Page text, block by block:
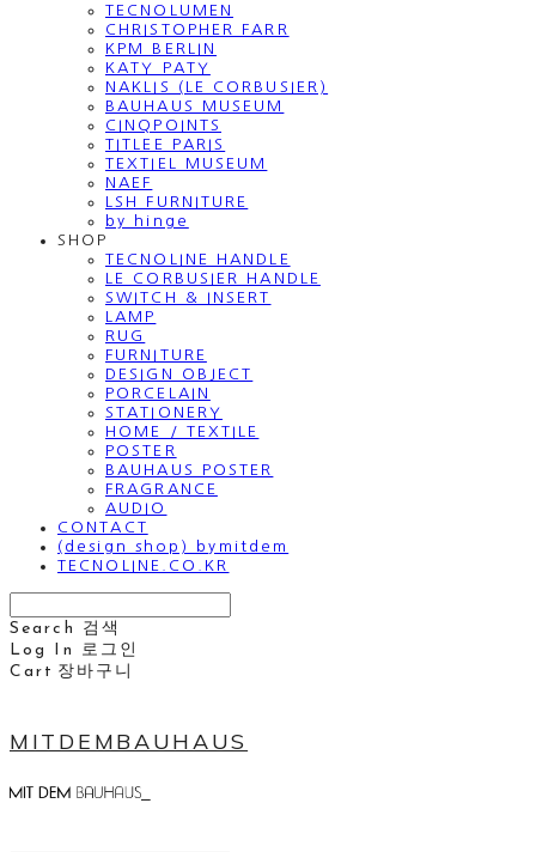
TECNOLUMEN
CHRISTOPHER FARR
KPM BERLIN
KATY PATY
NAKLIS (LE CORBUSIER)
BAUHAUS MUSEUM
CINQPOINTS
TITLEE PARIS
TEXTIEL MUSEUM
NAEF
LSH FURNITURE
by hinge
SHOP
TECNOLINE HANDLE
LE CORBUSIER HANDLE
SWITCH & INSERT
LAMP
RUG
FURNITURE
DESIGN OBJECT
PORCELAIN
STATIONERY
HOME / TEXTILE
POSTER
BAUHAUS POSTER
FRAGRANCE
AUDIO
CONTACT
(design shop) bymitdem
TECNOLINE.CO.KR
Search
검색
Log In
로그인
Cart 장바구니
MITDEMBAUHAUS